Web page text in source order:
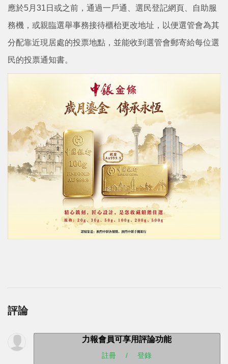
應於5月31日或之前，通過一戶通、選民登記網頁、自助服
務機，或親臨選舉事務接待櫃枱更改地址，以便選管會為其
分配靠近現居處的投票地點，並能收到選管會郵寄給每位選
民的投票通知書。
評論
力報會員可享用評論功能
註冊 / 登錄